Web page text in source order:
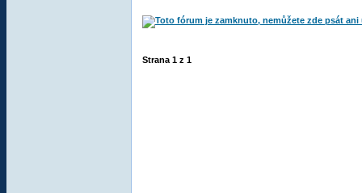
Strana 1 z 1